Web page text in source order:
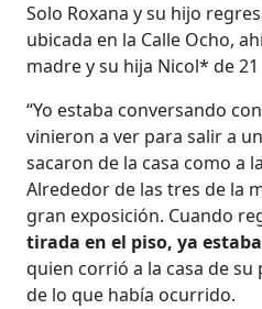
Solo Roxana y su hijo
ubicada en la Calle Ocho,
madre y su hija Nicol* de 21
“Yo estaba conversando
vinieron a ver para salir a
sacaron de la casa como a
Alrededor de las tres de la
gran exposición. Cuando
tirada en el piso, ya
quien corrió a la casa de
de lo que había ocurrido.